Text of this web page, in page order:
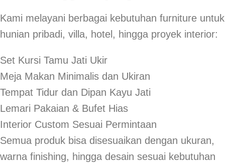
Kami melayani berbagai kebutuhan furniture untuk
hunian pribadi, villa, hotel, hingga proyek interior:
Set Kursi Tamu Jati Ukir
Meja Makan Minimalis dan Ukiran
Tempat Tidur dan Dipan Kayu Jati
Lemari Pakaian & Bufet Hias
Interior Custom Sesuai Permintaan
Semua produk bisa disesuaikan dengan ukuran,
warna finishing, hingga desain sesuai kebutuhan